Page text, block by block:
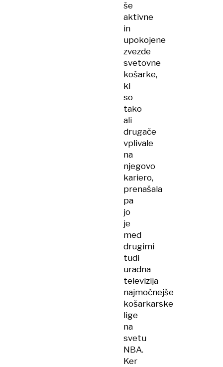
še
aktivne
in
upokojene
zvezde
svetovne
košarke,
ki
so
tako
ali
drugače
vplivale
na
njegovo
kariero,
prenašala
pa
jo
je
med
drugimi
tudi
uradna
televizija
najmočnejše
košarkarske
lige
na
svetu
NBA.
Ker